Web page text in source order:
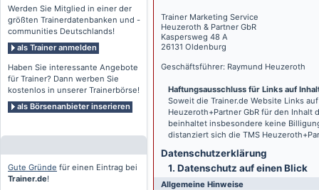
Werden Sie Mitglied in einer der
größten Trainerdatenbanken und -
communities Deutschlands!
als Trainer anmelden
Haben Sie interessante Angebote
für Trainer? Dann werben Sie
kostenlos in unserer Trainerbörse!
als Börsenanbieter inserieren
Gute Gründe für einen Eintrag bei
Trainer.de!
Trainer Marketing Service
Heuzeroth & Partner GbR
Kaspersweg 48 A
26131 Oldenburg
Geschäftsführer: Raymund Heuzeroth
Haftungsausschluss für Links auf
Soweit die Trainer.de Website Links
Heuzeroth+Partner GbR für den Inhalt
beinhaltet insbesondere keine
distanziert sich die TMS
Datenschutz­erklärung
1. Datenschutz auf einen Blick
Allgemeine Hinweise